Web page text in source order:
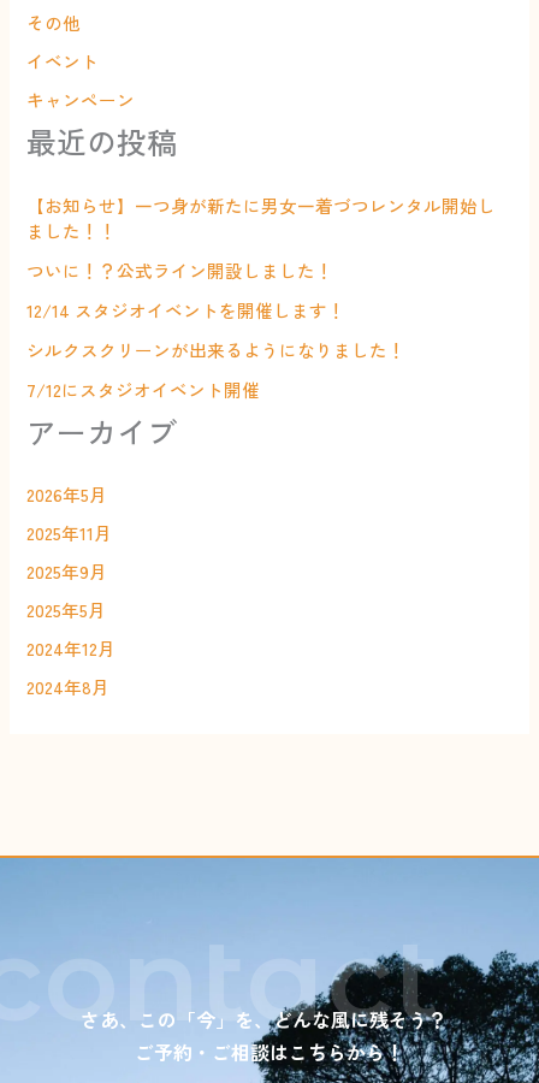
その他
イベント
キャンペーン
最近の投稿
【お知らせ】一つ身が新たに男女一着づつレンタル開始し
ました！！
ついに！？公式ライン開設しました！
12/14 スタジオイベントを開催します！
シルクスクリーンが出来るようになりました！
7/12にスタジオイベント開催
アーカイブ
2026年5月
2025年11月
2025年9月
2025年5月
2024年12月
2024年8月
さあ、この「今」を、どんな風に残そう？
ご予約・ご相談はこちらから！